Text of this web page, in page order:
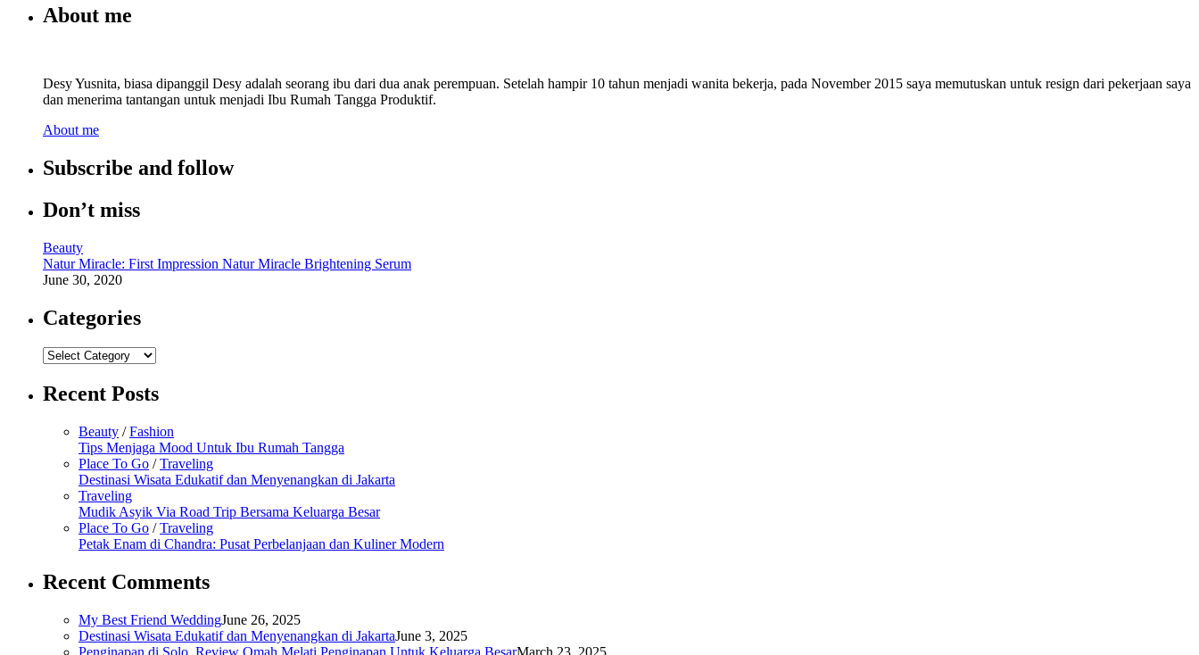
About me
Desy Yusnita, biasa dipanggil Desy adalah seorang ibu dari dua anak perempuan. Setelah hampir 10 tahun menjadi wanita bekerja, pada November 2015 saya memutuskan untuk resign dari pekerjaan saya
dan menerima tantangan untuk menjadi Ibu Rumah Tangga Produktif.
About me
Subscribe and follow
Don’t miss
Beauty
Natur Miracle: First Impression Natur Miracle Brightening Serum
June 30, 2020
Categories
Categories
Recent Posts
Beauty /Fashion
Tips Menjaga Mood Untuk Ibu Rumah Tangga
Place To Go /Traveling
Destinasi Wisata Edukatif dan Menyenangkan di Jakarta
Traveling
Mudik Asyik Via Road Trip Bersama Keluarga Besar
Place To Go /Traveling
Petak Enam di Chandra: Pusat Perbelanjaan dan Kuliner Modern
Recent Comments
My Best Friend WeddingJune 26, 2025
Destinasi Wisata Edukatif dan Menyenangkan di JakartaJune 3, 2025
Penginapan di Solo, Review Omah Melati Penginapan Untuk Keluarga BesarMarch 23, 2025